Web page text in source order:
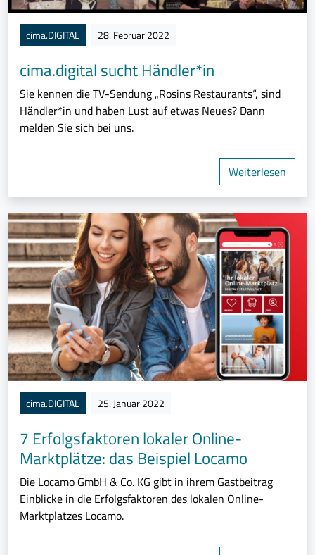
cima.DIGITAL 28. Februar 2022
cima.digital sucht Händler*in
Sie kennen die TV-Sendung „Rosins Restaurants“, sind
Händler*in und haben Lust auf etwas Neues? Dann
melden Sie sich bei uns.
Weiterlesen
cima.DIGITAL 25. Januar 2022
7 Erfolgsfaktoren lokaler Online-
Marktplätze: das Beispiel Locamo
Die Locamo GmbH & Co. KG gibt in ihrem Gastbeitrag
Einblicke in die Erfolgsfaktoren des lokalen Online-
Marktplatzes Locamo.